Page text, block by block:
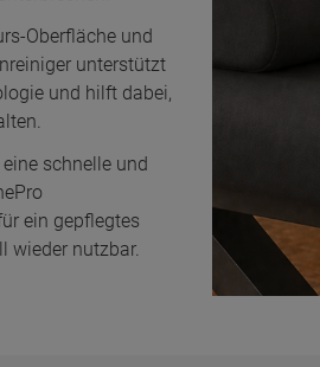
und hilft dabei,
schnelle und
ein gepflegtes
nutzbar.